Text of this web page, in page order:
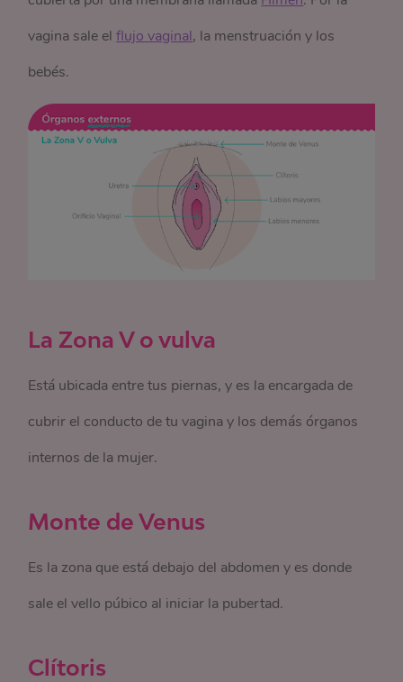
vagina sale elflujo vaginal, la menstruación y los
bebés.
La Zona V o vulva
Está ubicada entre tus piernas, y es la encargada de
cubrir el conducto de tu vagina y los demás órganos
internos de la mujer.
Monte de Venus
Es la zona que está debajo del abdomen y es donde
sale el vello púbico al iniciar la pubertad.
Clítoris